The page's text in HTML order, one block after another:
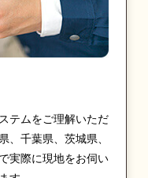
テムをご理解いただ
、千葉県、茨城県、
実際に現地をお伺い